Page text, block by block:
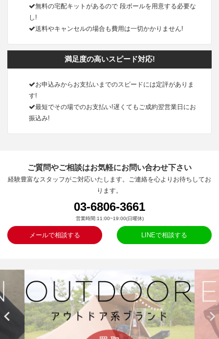
無料の宅配キットがあるので 段ボールを用意する必要な
し!
送料やキャンセルの場合も費用は一切かかりません!
満足度の高いスピード対応!
お申込みからお支払いまでのスピードには定評がありま
す!
最短でその場でのお支払い!遅くてもご成約翌営業日にお
振込み!
ご質問やご相談はお気軽にお問い合わせ下さい
経験豊富なスタッフがご対応いたします。ご連絡を心よりお待ちしてお
ります。
03-6806-3661
営業時間:11:00~19:00(日曜休)
メールで相談する LINEで相談する
 